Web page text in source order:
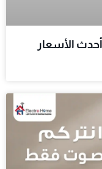
الأسعار